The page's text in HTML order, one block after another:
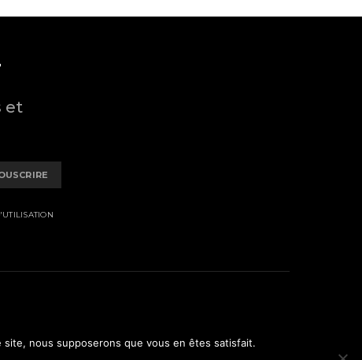
et
nous supposerons que vous en êtes satisfait.